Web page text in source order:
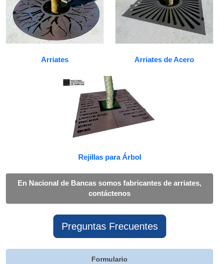
Arriates Arriates de Acero
Rejillas para Árbol
En Nacional de Bancas somos fabricantes de arriates,
contáctenos
Preguntas Frecuentes
Formulario